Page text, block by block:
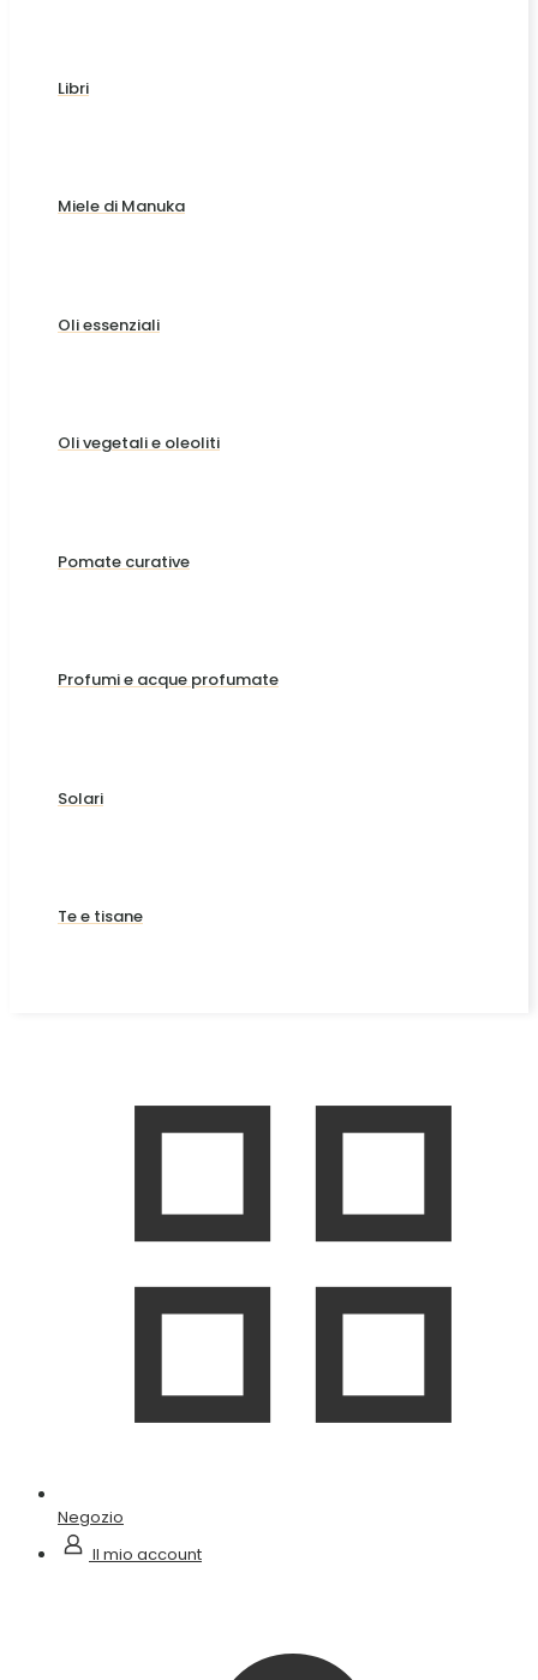
Libri
Miele di Manuka
Oli essenziali
Oli vegetali e oleoliti
Pomate curative
Profumi e acque profumate
Solari
Te e tisane
Negozio
Il mio account